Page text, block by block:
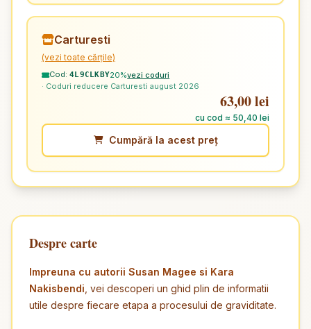
Carturesti
(vezi toate cărțile)
Cod: 4L9CLKBY20%vezi coduri
· Coduri reducere Carturesti august 2026
63,00 lei
cu cod ≈ 50,40 lei
Cumpără la acest preț
Despre carte
Impreuna cu autorii Susan Magee si Kara
Nakisbendi , vei descoperi un ghid plin de informatii
utile despre fiecare etapa a procesului de graviditate.